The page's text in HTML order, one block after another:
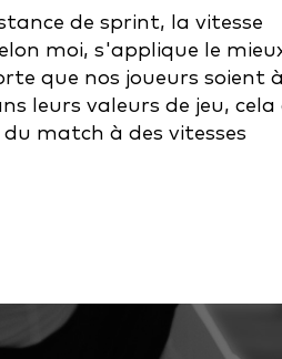
de sprint, la vitesse
moi, s'applique le
que nos joueurs soient
leurs valeurs de jeu, cela
match à des vitesses